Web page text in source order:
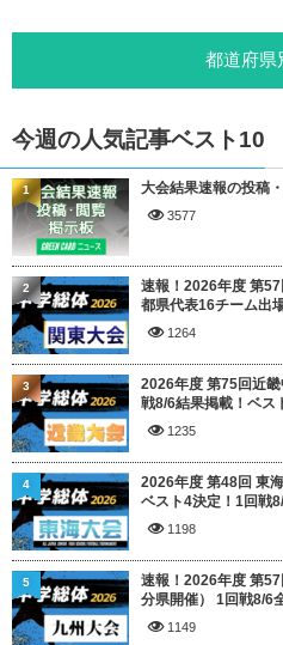
都道府県
今週の人気記事ベスト10
大会結果速報の投稿
3577
1
速報！2026年度 第
都県代表16チーム出
1264
2
2026年度 第75回近
戦8/6結果掲載！ベス
1235
3
2026年度 第48回 東
ベスト4決定！1回戦
1198
4
速報！2026年度 第
分県開催） 1回戦8/6
1149
5